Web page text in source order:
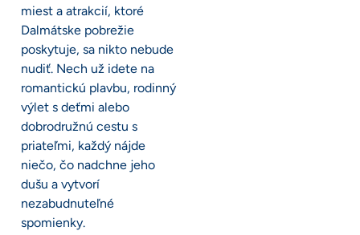
miest a atrakcií, ktoré
Dalmátske pobrežie
poskytuje, sa nikto nebude
nudiť. Nech už idete na
romantickú plavbu, rodinný
výlet s deťmi alebo
dobrodružnú cestu s
priateľmi, každý nájde
niečo, čo nadchne jeho
dušu a vytvorí
nezabudnuteľné
spomienky.